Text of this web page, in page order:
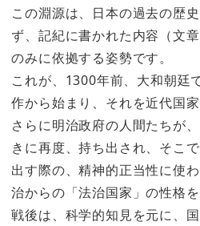
この淵源は、日本の過去の歴
ず、記紀に書かれた内容（文章
のみに依拠する姿勢です。
これが、1300年前、大和朝廷
作から始まり、それを近代国家
さらに明治政府の人間たちが
きに再度、持ち出され、そこ
出す際の、精神的正当性に使
治からの「法治国家」の性格を
戦後は、科学的知見を元に、